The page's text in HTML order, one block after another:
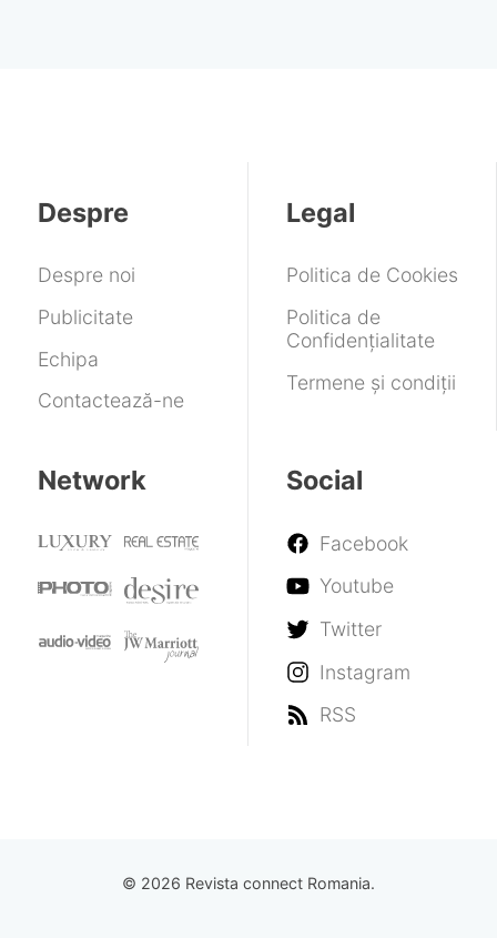
Despre
Despre noi
Publicitate
Echipa
Contactează-ne
Legal
Politica de Cookies
Politica de
Confidențialitate
Termene și condiții
Network Social
Facebook
Youtube
Twitter
Instagram
RSS
© 2026 Revista connect Romania.